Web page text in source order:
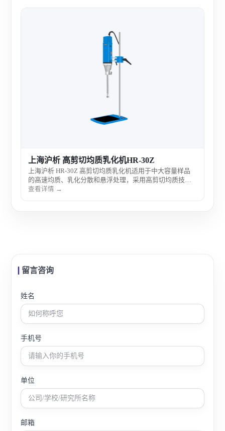
上海沪析 高剪切均质乳化机HR-30Z
上海沪析 HR-30Z 高剪切均质乳化机适用于中大容量样品
的高速均质、乳化分散和悬浮处理，采用高剪切均质技
术，可快速获得均匀细腻的乳化结果。该高剪切均质乳化
查看详情 →
留言咨询
姓名
手机号
单位
邮箱